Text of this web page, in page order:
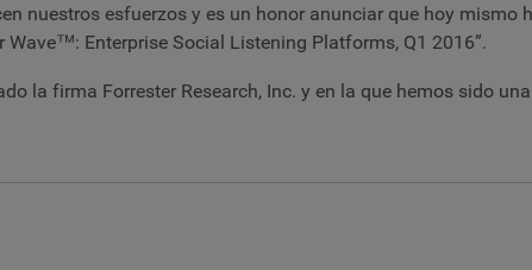
nuestros esfuerzos y es un honor anunciar que hoy
Wave™: Enterprise Social Listening Platforms, Q1 2016”.
la firma Forrester Research, Inc. y en la que hemos sido